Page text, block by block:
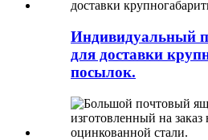
Индивидуальный
для доставки
посылок.